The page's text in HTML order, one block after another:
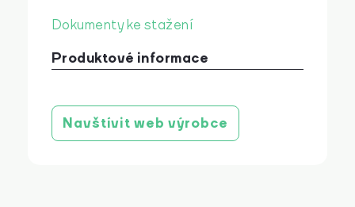
Dokumenty ke stažení
Produktové informace
Produktový list Soloassist PROMEDEUS
stáhnout
Navštívit web výrobce